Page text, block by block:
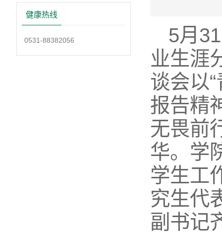
健康热线
0531-88382056
5月
业生涯
谈会以
报告精
无畏前
华。学
学生工
究生代
副书记